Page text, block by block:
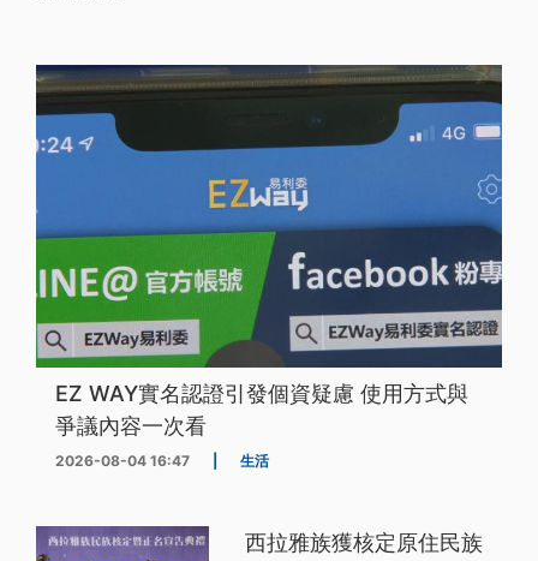
EZ WAY實名認證引發個資疑慮 使用方式與
爭議內容一次看
2026-08-04 16:47 生活
西拉雅族獲核定原住民族